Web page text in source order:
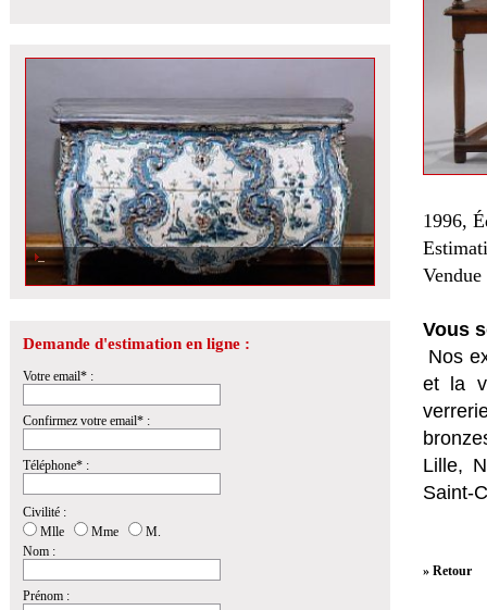
Demande d'estimation en ligne :
Votre email* :
Confirmez votre email* :
Téléphone* :
Civilité :
Mlle
Mme
M.
Nom :
Prénom :
1996,
Vous
Nos
et la
Lille,
Saint-
» Retour